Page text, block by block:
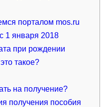
порталом mos.ru
1 января 2018
при рождении
такое?
на получение?
получения пособия